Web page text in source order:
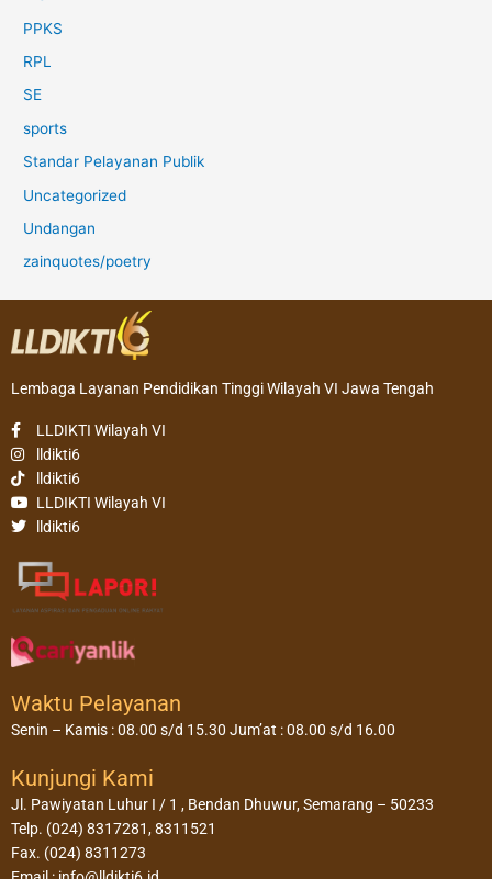
PPKS
RPL
SE
sports
Standar Pelayanan Publik
Uncategorized
Undangan
zainquotes/poetry
Lembaga Layanan Pendidikan Tinggi Wilayah VI Jawa Tengah
LLDIKTI Wilayah VI
lldikti6
lldikti6
LLDIKTI Wilayah VI
lldikti6
Waktu Pelayanan
Senin – Kamis : 08.00 s/d 15.30 Jum’at : 08.00 s/d 16.00
Kunjungi Kami
Jl. Pawiyatan Luhur I / 1 , Bendan Dhuwur, Semarang – 50233
Telp. (024) 8317281, 8311521
Fax. (024) 8311273